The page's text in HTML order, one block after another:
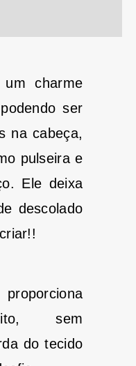
charme
ser
na cabeça,
pulseira e
Ele deixa
descolado
sem
do tecido